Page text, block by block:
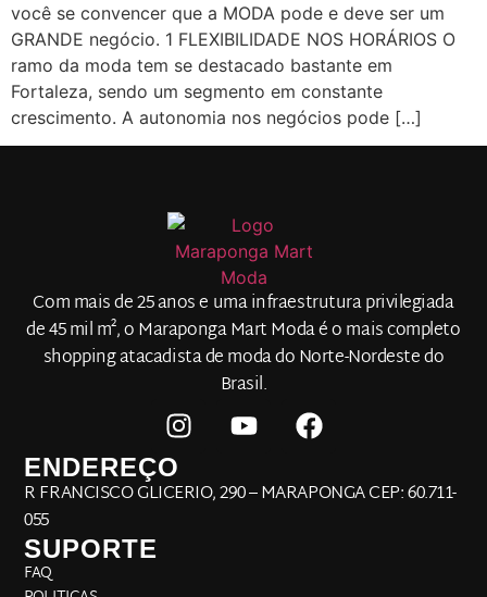
você se convencer que a MODA pode e deve ser um
GRANDE negócio. 1 FLEXIBILIDADE NOS HORÁRIOS O
ramo da moda tem se destacado bastante em
Fortaleza, sendo um segmento em constante
crescimento. A autonomia nos negócios pode […]
Com mais de 25 anos e uma infraestrutura privilegiada
de 45 mil m², o Maraponga Mart Moda é o mais completo
shopping atacadista de moda do Norte-Nordeste do
Brasil.
ENDEREÇO
R FRANCISCO GLICERIO, 290 – MARAPONGA CEP: 60.711-
055
SUPORTE
FAQ